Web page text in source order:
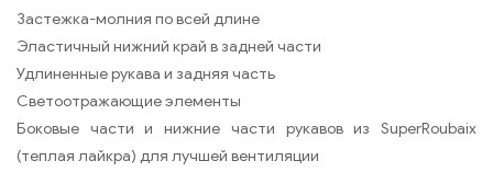
Застежка-молния по всей длине
Эластичный нижний край в задней части
Удлиненные рукава и задняя часть
Светоотражающие элементы
Боковые части и нижние части рукавов из SuperRoubaix
(теплая лайкра) для лучшей вентиляции